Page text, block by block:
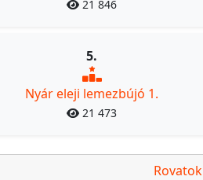
21 846
5.
Nyár eleji lemezbújó 1.
21 473
Rovatok